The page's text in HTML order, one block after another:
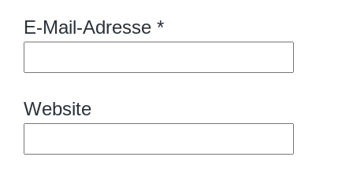
E-Mail-Adresse *
Website